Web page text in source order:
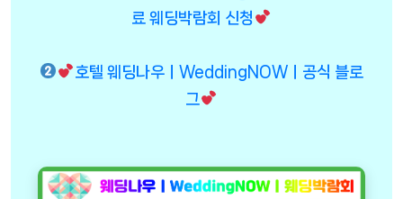
료 웨딩박람회 신청
호텔 웨딩나우ㅣWeddingNOWㅣ공식 블로
그